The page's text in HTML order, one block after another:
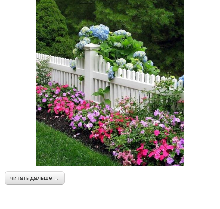
читать дальше →